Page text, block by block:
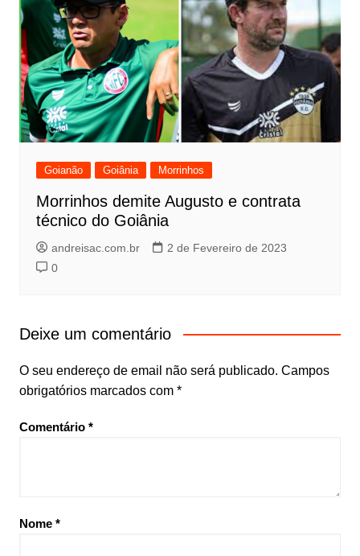
Goianão Goiânia Morrinhos
Morrinhos demite Augusto e contrata
técnico do Goiânia
andreisac.com.br
2 de Fevereiro de 2023
0
Deixe um comentário
O seu endereço de email não será publicado. Campos
obrigatórios marcados com *
Comentário *
Nome *